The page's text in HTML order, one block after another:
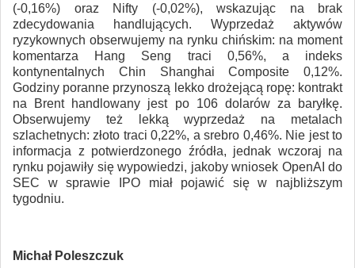
(-0,16%) oraz Nifty (-0,02%), wskazując na brak
zdecydowania handlujących. Wyprzedaż aktywów
ryzykownych obserwujemy na rynku chińskim: na moment
komentarza Hang Seng traci 0,56%, a indeks
kontynentalnych Chin Shanghai Composite 0,12%.
Godziny poranne przynoszą lekko drożejącą ropę: kontrakt
na Brent handlowany jest po 106 dolarów za baryłkę.
Obserwujemy też lekką wyprzedaż na metalach
szlachetnych: złoto traci 0,22%, a srebro 0,46%. Nie jest to
informacja z potwierdzonego źródła, jednak wczoraj na
rynku pojawiły się wypowiedzi, jakoby wniosek OpenAI do
SEC w sprawie IPO miał pojawić się w najbliższym
tygodniu.
Michał Poleszczuk